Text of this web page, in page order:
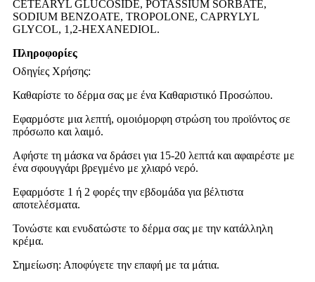
CETEARYL GLUCOSIDE, POTASSIUM SORBATE,
SODIUM BENZOATE, TROPOLONE, CAPRYLYL
GLYCOL, 1,2-HEXANEDIOL.
Πληροφορίες
Οδηγίες Χρήσης:
Καθαρίστε το δέρμα σας με ένα Καθαριστικό Προσώπου.
Εφαρμόστε μια λεπτή, ομοιόμορφη στρώση του προϊόντος σε
πρόσωπο και λαιμό.
Αφήστε τη μάσκα να δράσει για 15-20 λεπτά και αφαιρέστε με
ένα σφουγγάρι βρεγμένο με χλιαρό νερό.
Εφαρμόστε 1 ή 2 φορές την εβδομάδα για βέλτιστα
αποτελέσματα.
Τονώστε και ενυδατώστε το δέρμα σας με την κατάλληλη
κρέμα.
Σημείωση: Αποφύγετε την επαφή με τα μάτια.